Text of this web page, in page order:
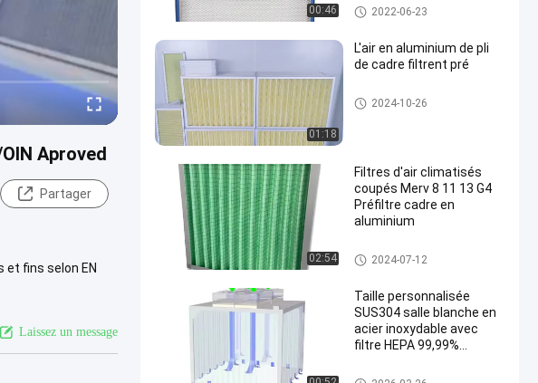
Aproved
Partager
fins selon EN
Laissez un message
00:46 Filtre à air de HEPA
2022-06-23
01:18
L'air en aluminium de pli
de cadre filtrent pré
Pré filtre à air
2024-10-26
02:54
Filtres d'air climatisés
coupés Merv 8 11 13 G4
Préfiltre cadre en
aluminium
Pré filtre à air
2024-07-12
Taille personnalisée
SUS304 salle blanche en
acier inoxydable avec
filtre HEPA 99,99%
Cabine de pièce propre